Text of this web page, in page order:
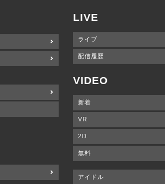
LIVE
ライブ
配信履歴
VIDEO
新着
VR
2D
無料
アイドル